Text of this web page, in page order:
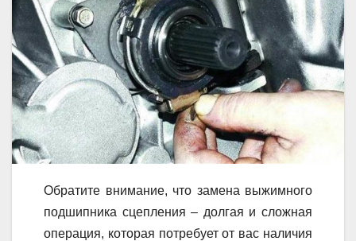
Обратите внимание, что замена выжимного
подшипника сцепления – долгая и сложная
операция, которая потребует от вас наличия